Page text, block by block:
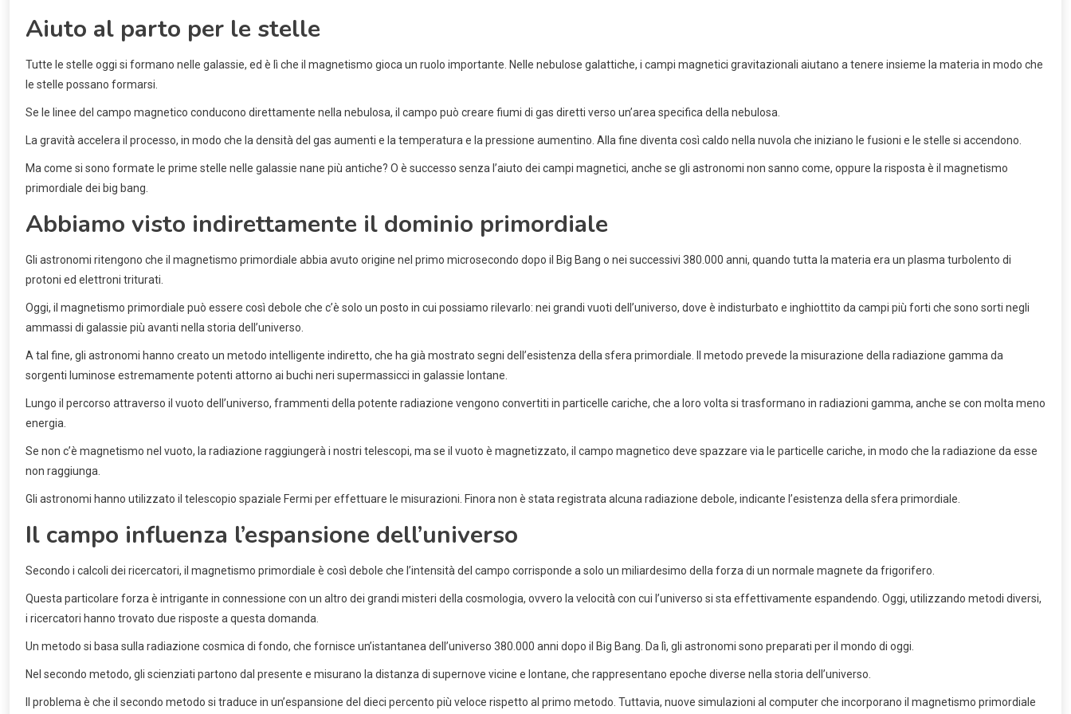
Aiuto al parto per le stelle
Tutte le stelle oggi si formano nelle galassie, ed è lì che il magnetismo gioca un ruolo importante. Nelle nebulose galattiche, i campi magnetici gravitazionali aiutano a tenere insieme la materia in modo che
le stelle possano formarsi.
Se le linee del campo magnetico conducono direttamente nella nebulosa, il campo può creare fiumi di gas diretti verso un’area specifica della nebulosa.
La gravità accelera il processo, in modo che la densità del gas aumenti e la temperatura e la pressione aumentino. Alla fine diventa così caldo nella nuvola che iniziano le fusioni e le stelle si accendono.
Ma come si sono formate le prime stelle nelle galassie nane più antiche? O è successo senza l’aiuto dei campi magnetici, anche se gli astronomi non sanno come, oppure la risposta è il magnetismo
primordiale dei big bang.
Abbiamo visto indirettamente il dominio primordiale
Gli astronomi ritengono che il magnetismo primordiale abbia avuto origine nel primo microsecondo dopo il Big Bang o nei successivi 380.000 anni, quando tutta la materia era un plasma turbolento di
protoni ed elettroni triturati.
Oggi, il magnetismo primordiale può essere così debole che c’è solo un posto in cui possiamo rilevarlo: nei grandi vuoti dell’universo, dove è indisturbato e inghiottito da campi più forti che sono sorti negli
ammassi di galassie più avanti nella storia dell’universo.
A tal fine, gli astronomi hanno creato un metodo intelligente indiretto, che ha già mostrato segni dell’esistenza della sfera primordiale. Il metodo prevede la misurazione della radiazione gamma da
sorgenti luminose estremamente potenti attorno ai buchi neri supermassicci in galassie lontane.
Lungo il percorso attraverso il vuoto dell’universo, frammenti della potente radiazione vengono convertiti in particelle cariche, che a loro volta si trasformano in radiazioni gamma, anche se con molta meno
energia.
Se non c’è magnetismo nel vuoto, la radiazione raggiungerà i nostri telescopi, ma se il vuoto è magnetizzato, il campo magnetico deve spazzare via le particelle cariche, in modo che la radiazione da esse
non raggiunga.
Gli astronomi hanno utilizzato il telescopio spaziale Fermi per effettuare le misurazioni. Finora non è stata registrata alcuna radiazione debole, indicante l’esistenza della sfera primordiale.
Il campo influenza l’espansione dell’universo
Secondo i calcoli dei ricercatori, il magnetismo primordiale è così debole che l’intensità del campo corrisponde a solo un miliardesimo della forza di un normale magnete da frigorifero.
Questa particolare forza è intrigante in connessione con un altro dei grandi misteri della cosmologia, ovvero la velocità con cui l’universo si sta effettivamente espandendo. Oggi, utilizzando metodi diversi,
i ricercatori hanno trovato due risposte a questa domanda.
Un metodo si basa sulla radiazione cosmica di fondo, che fornisce un’istantanea dell’universo 380.000 anni dopo il Big Bang. Da lì, gli astronomi sono preparati per il mondo di oggi.
Nel secondo metodo, gli scienziati partono dal presente e misurano la distanza di supernove vicine e lontane, che rappresentano epoche diverse nella storia dell’universo.
Il problema è che il secondo metodo si traduce in un’espansione del dieci percento più veloce rispetto al primo metodo. Tuttavia, nuove simulazioni al computer che incorporano il magnetismo primordiale